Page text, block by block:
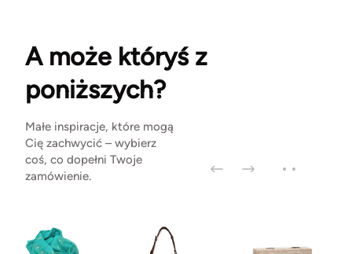
A może któryś z
poniższych?
Małe inspiracje, które mogą
Cię zachwycić – wybierz
coś, co dopełni Twoje
zamówienie.